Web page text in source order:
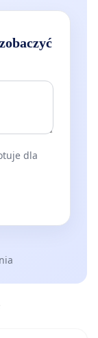
dla